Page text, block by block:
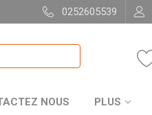
0252605539
NOUS PLUS